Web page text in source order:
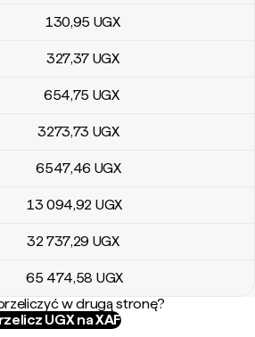
130,95 UGX
327,37 UGX
654,75 UGX
3273,73 UGX
6547,46 UGX
13 094,92 UGX
32 737,29 UGX
65 474,58 UGX
w drugą stronę?
UGX na XAF